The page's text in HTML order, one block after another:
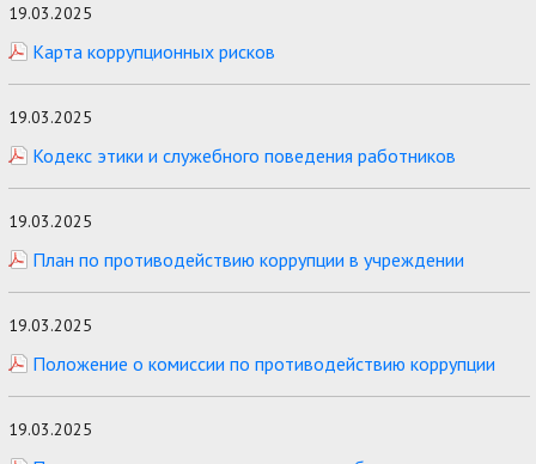
19.03.2025
Карта коррупционных рисков
19.03.2025
Кодекс этики и служебного поведения работников
19.03.2025
План по противодействию коррупции в учреждении
19.03.2025
Положение о комиссии по противодействию коррупции
19.03.2025